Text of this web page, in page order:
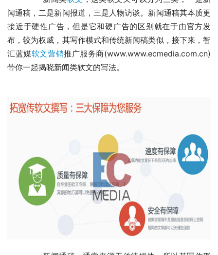
闻通稿，二是新闻报道，三是人物访谈。新闻通稿其本质更
接近于硬性广告，但是它和硬广告的区别就在于由官方发
布，较为权威，其写作模式和传统新闻稿类似，接下来，智
汇蓝媒软文营销推广服务商(www.www.ecmedia.com.cn)
带你一起揭晓新闻类软文的写法。